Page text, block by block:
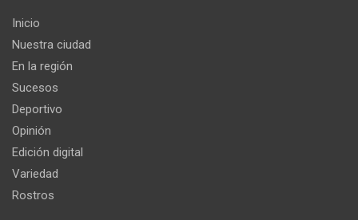
Inicio
Nuestra ciudad
En la región
Sucesos
Deportivo
Opinión
Edición digital
Variedad
Rostros